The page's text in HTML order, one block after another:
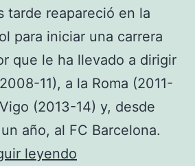
tarde reapareció en la
para iniciar una carrera
que le ha llevado a dirigir
11), a la Roma (2011-
(2013-14) y, desde
año, al FC Barcelona.
leyendo